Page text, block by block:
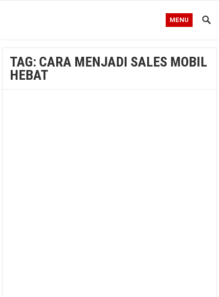
MENU
TAG: CARA MENJADI SALES MOBIL
HEBAT